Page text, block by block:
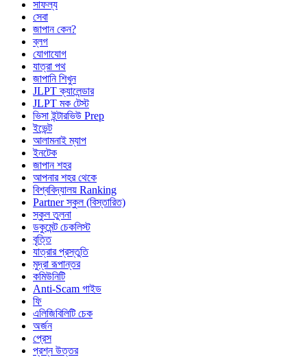
সাফল্য
সেবা
জাপান কেন?
ব্লগ
যোগাযোগ
যাত্রা পথ
জাপানি শিখুন
JLPT ক্যালেন্ডার
JLPT মক টেস্ট
ভিসা ইন্টারভিউ Prep
ইভেন্ট
আলামনাই ম্যাপ
ইনটেক
জাপান শহর
আপনার শহর থেকে
বিশ্ববিদ্যালয় Ranking
Partner স্কুল (বিস্তারিত)
স্কুল তুলনা
ডকুমেন্ট চেকলিস্ট
বৃত্তি
যাত্রার প্রস্তুতি
মুদ্রা রূপান্তর
কমিউনিটি
Anti-Scam গাইড
ফি
এলিজিবিলিটি চেক
অর্জন
প্রেস
প্রশ্ন উত্তর